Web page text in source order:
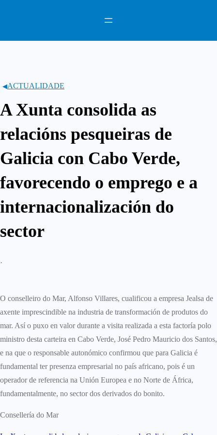
ACTUALIDADE
A Xunta consolida as
relacións pesqueiras de
Galicia con Cabo Verde,
favorecendo o emprego e a
internacionalización do
sector
·
O conselleiro do Mar, Alfonso Villares, cualificou a empresa Jealsa de
axente imprescindible na industria de transformación de produtos do
mar. Así o puxo en valor durante a visita realizada a esta factoría polo
ministro desta carteira en Cabo Verde, José Pedro Mauricio dos Santos,
e na que o responsable autonómico confirmou que para Galicia é
fundamental ter presenza empresarial no país africano, pois é un
operador de referencia na Unión Europea e no Norte de África,
fundamentalmente, no sector dos derivados do bonito.
Consellería do Mar